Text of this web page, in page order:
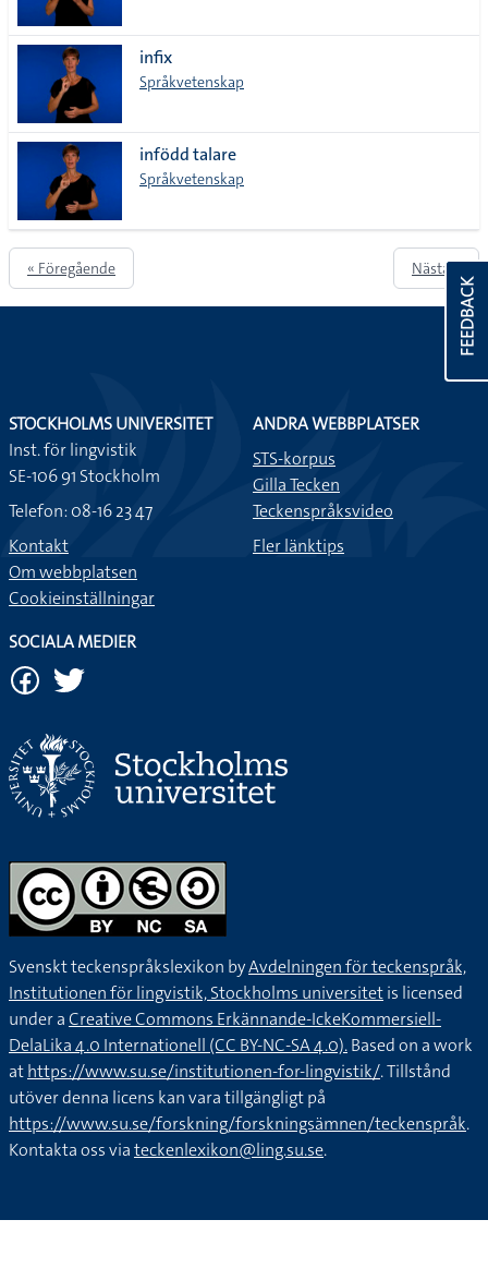
infix
Språkvetenskap
infödd talare
Språkvetenskap
« Föregående Nästa »
FEEDBACK
STOCKHOLMS UNIVERSITET
Inst. för lingvistik
SE-106 91 Stockholm
Telefon: 08-16 23 47
Kontakt
Om webbplatsen
Cookieinställningar
ANDRA WEBBPLATSER
STS-korpus
Gilla Tecken
Teckenspråksvideo
Fler länktips
SOCIALA MEDIER
Svenskt teckenspråkslexikon byAvdelningen för teckenspråk,
Institutionen för lingvistik, Stockholms universitetis licensed
under aCreative Commons Erkännande-IckeKommersiell-
DelaLika 4.0 Internationell (CC BY-NC-SA 4.0).Based on a work
athttps://www.su.se/institutionen-for-lingvistik/. Tillstånd
utöver denna licens kan vara tillgängligt på
https://www.su.se/forskning/forskningsämnen/teckenspråk.
Kontakta oss viateckenlexikon@ling.su.se.